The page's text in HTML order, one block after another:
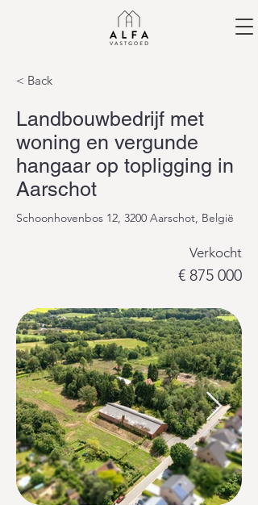
< Back
Landbouwbedrijf met
woning en vergunde
hangaar op topligging in
Aarschot
Schoonhovenbos 12, 3200 Aarschot, België
Verkocht
€ 875 000